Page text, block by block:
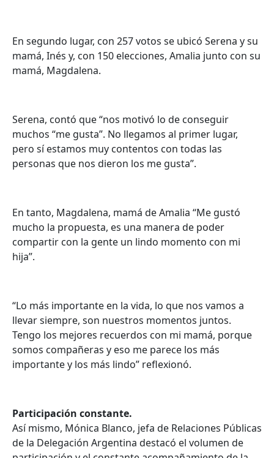
En segundo lugar, con 257 votos se ubicó Serena y su
mamá, Inés y, con 150 elecciones, Amalia junto con su
mamá, Magdalena.
Serena, contó que “nos motivó lo de conseguir
muchos “me gusta”. No llegamos al primer lugar,
pero sí estamos muy contentos con todas las
personas que nos dieron los me gusta”.
En tanto, Magdalena, mamá de Amalia “Me gustó
mucho la propuesta, es una manera de poder
compartir con la gente un lindo momento con mi
hija”.
“Lo más importante en la vida, lo que nos vamos a
llevar siempre, son nuestros momentos juntos.
Tengo los mejores recuerdos con mi mamá, porque
somos compañeras y eso me parece los más
importante y los más lindo” reflexionó.
Participación constante.
Así mismo, Mónica Blanco, jefa de Relaciones Públicas
de la Delegación Argentina destacó el volumen de